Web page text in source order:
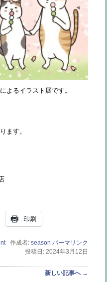
よるイラスト展です。
ます。
印刷
作成者: season パーマリンク
投稿日: 2024年3月12日
新しい記事へ →